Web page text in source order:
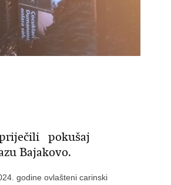
pokušaj
Bajakovo.
godine ovlašteni carinski